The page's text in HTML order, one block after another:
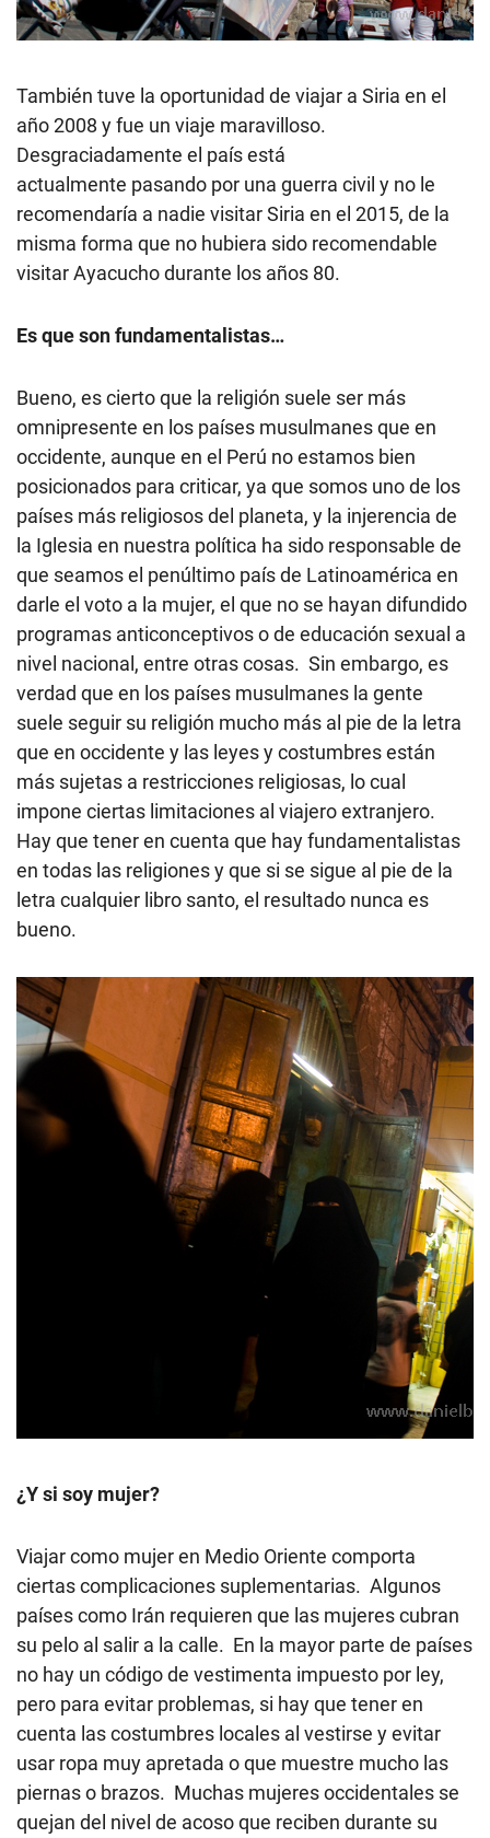
También tuve la oportunidad de viajar a Siria en el
año 2008 y fue un viaje maravilloso.
Desgraciadamente el país está
actualmente pasando por una guerra civil y no le
recomendaría a nadie visitar Siria en el 2015, de la
misma forma que no hubiera sido recomendable
visitar Ayacucho durante los años 80.
Es que son fundamentalistas…
Bueno, es cierto que la religión suele ser más
omnipresente en los países musulmanes que en
occidente, aunque en el Perú no estamos bien
posicionados para criticar, ya que somos uno de los
países más religiosos del planeta, y la injerencia de
la Iglesia en nuestra política ha sido responsable de
que seamos el penúltimo país de Latinoamérica en
darle el voto a la mujer, el que no se hayan difundido
programas anticonceptivos o de educación sexual a
nivel nacional, entre otras cosas. Sin embargo, es
verdad que en los países musulmanes la gente
suele seguir su religión mucho más al pie de la letra
que en occidente y las leyes y costumbres están
más sujetas a restricciones religiosas, lo cual
impone ciertas limitaciones al viajero extranjero.
Hay que tener en cuenta que hay fundamentalistas
en todas las religiones y que si se sigue al pie de la
letra cualquier libro santo, el resultado nunca es
bueno.
¿Y si soy mujer?
Viajar como mujer en Medio Oriente comporta
ciertas complicaciones suplementarias. Algunos
países como Irán requieren que las mujeres cubran
su pelo al salir a la calle. En la mayor parte de países
no hay un código de vestimenta impuesto por ley,
pero para evitar problemas, si hay que tener en
cuenta las costumbres locales al vestirse y evitar
usar ropa muy apretada o que muestre mucho las
piernas o brazos. Muchas mujeres occidentales se
quejan del nivel de acoso que reciben durante su